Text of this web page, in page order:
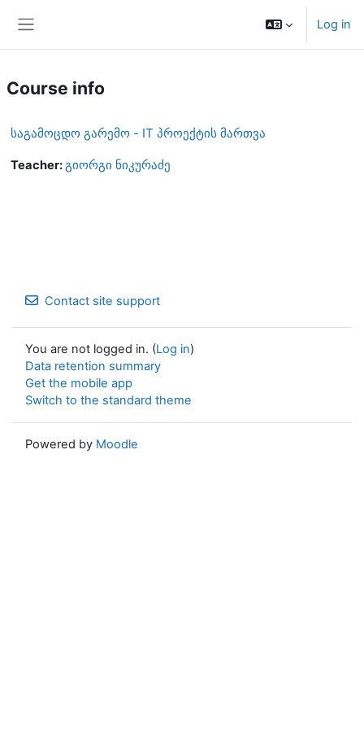
Log in
Course info
საგამოცდო გარემო - IT პროექტის მართვა
Teacher:გიორგი ნიკურაძე
Contact site support
You are not logged in. (Log in)
Data retention summary
Get the mobile app
Switch to the standard theme
Powered by Moodle